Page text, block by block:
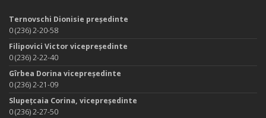
Ternovschi Dionisie președinte
0 (236) 2-20-58
Filipovici Victor vicepreședinte
0 (236) 2-22-40
Gîrbea Dorina vicepreședinte
0 (236) 2-21-09
Slupețcaia Corina, vicepreședinte
0 (236) 2-27-50